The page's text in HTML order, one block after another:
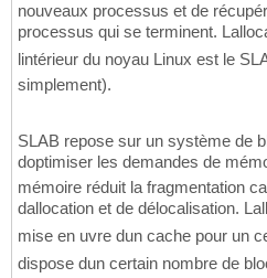
nouveaux processus et de
processus qui se terminent.
lintérieur du noyau Linux est le
simplement).
SLAB repose sur un système de
doptimiser les demandes de
mémoire réduit la fragmentation
dallocation et de délocalisation.
mise en uvre dun cache pour un
dispose dun certain nombre de